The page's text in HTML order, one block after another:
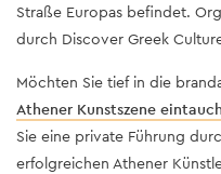
Straße Europas befindet.
durch Discover Greek
Möchten Sie tief in die
Athener Kunstszene
Sie eine private Führung
erfolgreichen Athener